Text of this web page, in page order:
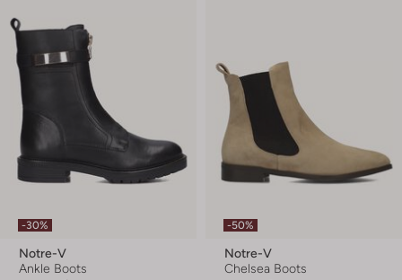
-30%
Notre-V
Ankle Boots
-50%
Notre-V
Chelsea Boots